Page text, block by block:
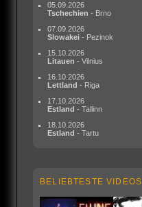
05.09.2026
Tschechien - Brno
07.09.2026
Slowakei - Pezinok
15.10.2026
Litauen - Vilnius
16.10.2026
Lettland - Riga
17.10.2026
Estland - Tallinn
18.10.2026
Estland - Tartu
BELIEBTESTE VIDEOS